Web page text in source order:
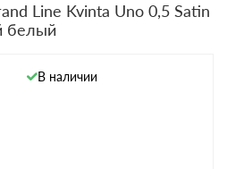
Line Kvinta Uno 0,5 Satin
белый
В наличии